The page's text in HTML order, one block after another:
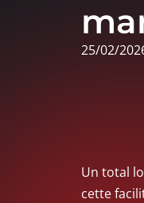
25/02/
Un total
cette